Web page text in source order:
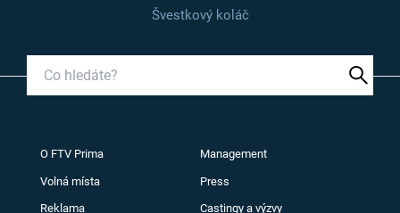
Švestkový koláč
O FTV Prima Management
Volná místa Press
Reklama Castingy a výzvy